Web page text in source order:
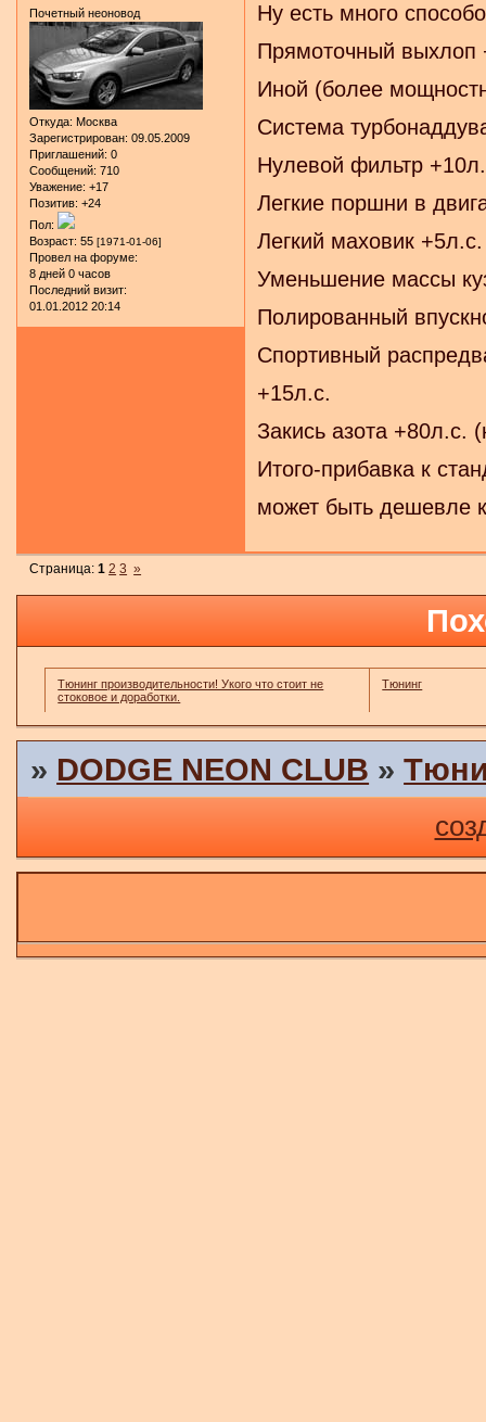
Почетный неоновод
Откуда: Москва
Зарегистрирован: 09.05.2009
Приглашений: 0
Сообщений: 710
Уважение: +17
Позитив: +24
Пол:
Возраст: 55 [1971-01-06]
Провел на форуме:
8 дней 0 часов
Последний визит:
01.01.2012 20:14
Ну есть много
Прямоточный выхлоп
Иной (более
Система
Нулевой фильтр
Легкие поршни в
Легкий маховик +5л.с.
Уменьшение массы
Полированный
Спортивный
+15л.с.
Закись азота +80л.с.
Итого-прибавка к
может быть дешевле
Страница:1 2 3 »
Тюнинг производительности! Укого что стоит не
стоковое и доработки.
Тюнинг
» DODGE NEON CLUB »